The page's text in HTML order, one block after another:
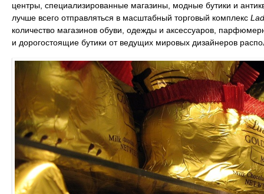
центры, специализированные магазины, модные бутики и
лучше всего отправляться в масштабный торговый комплекс
количество магазинов обуви, одежды и аксессуаров,
и дорогостоящие бутики от ведущих мировых дизайнеров